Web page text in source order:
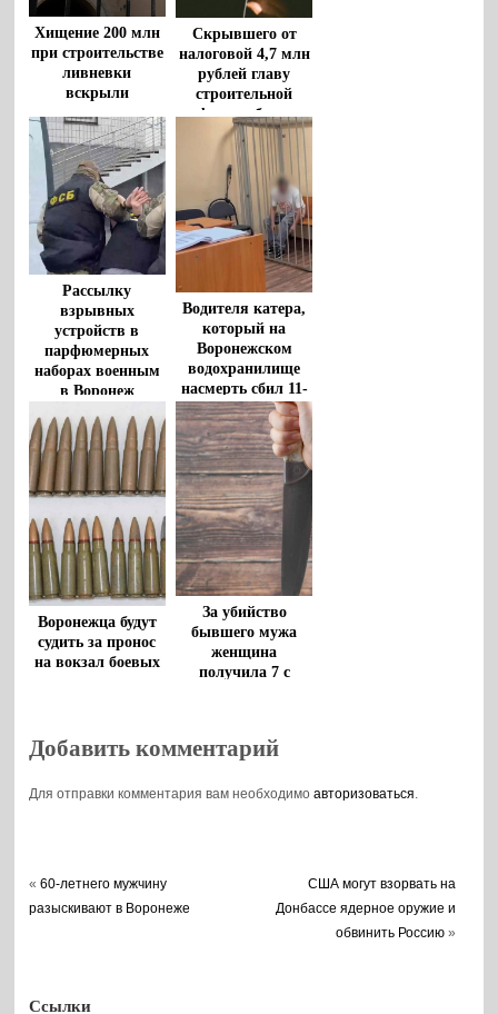
Хищение 200 млн
при строительстве
ливневки
вскрыли
воронежские
прокуроры
Скрывшего от
налоговой 4,7 млн
рублей главу
строительной
фирмы будут
судить в Воронеже
Рассылку
взрывных
устройств в
парфюмерных
наборах военным
в Воронеж
Водителя катера,
который на
Воронежском
водохранилище
насмерть сбил 11-
летнего мальчика,
взяли под стражу
Воронежца будут
судить за пронос
на вокзал боевых
За убийство
бывшего мужа
женщина
получила 7 с
Добавить комментарий
Для отправки комментария вам необходимоавторизоваться.
«60-летнего мужчину
разыскивают в Воронеже
США могут взорвать на
Донбассе ядерное оружие и
обвинить Россию »
Ссылки